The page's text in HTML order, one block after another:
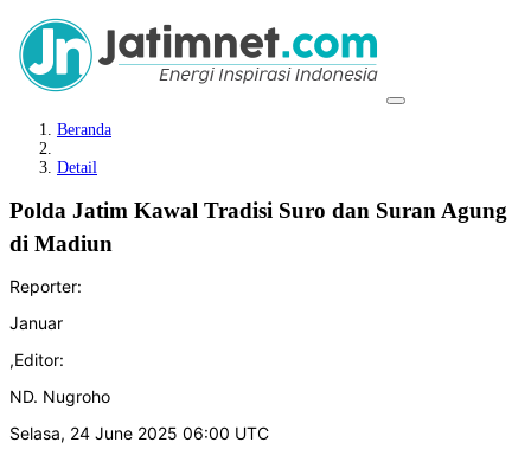
Beranda
Detail
Polda Jatim Kawal Tradisi Suro dan Suran Agung
di Madiun
Reporter:
Januar
,Editor:
ND. Nugroho
Selasa, 24 June 2025 06:00 UTC